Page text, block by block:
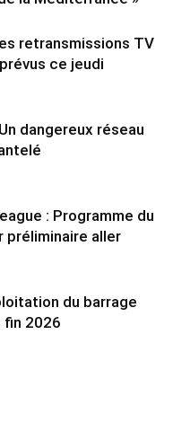
retransmissions TV
ce jeudi
dangereux réseau
: Programme du
préliminaire aller
du barrage
fin 2026